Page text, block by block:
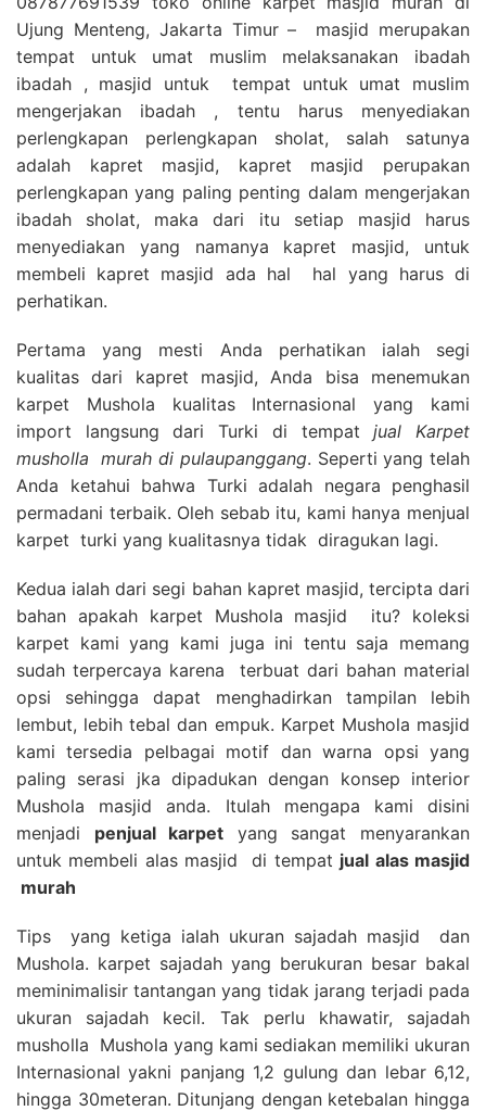
Ujung Menteng, Jakarta Timur – masjid merupakan
tempat untuk umat muslim melaksanakan ibadah
ibadah , masjid untuk tempat untuk umat muslim
mengerjakan ibadah , tentu harus menyediakan
perlengkapan perlengkapan sholat, salah satunya
adalah kapret masjid, kapret masjid perupakan
perlengkapan yang paling penting dalam mengerjakan
ibadah sholat, maka dari itu setiap masjid harus
menyediakan yang namanya kapret masjid, untuk
membeli kapret masjid ada hal hal yang harus di
perhatikan.
Pertama yang mesti Anda perhatikan ialah segi
kualitas dari kapret masjid, Anda bisa menemukan
karpet Mushola kualitas Internasional yang kami
import langsung dari Turki di tempatjual Karpet
musholla
murah di pulaupanggang. Seperti yang telah
Anda ketahui bahwa Turki adalah negara penghasil
permadani terbaik. Oleh sebab itu, kami hanya menjual
karpet turki yang kualitasnya tidak diragukan lagi.
Kedua ialah dari segi bahan kapret masjid, tercipta dari
bahan apakah karpet Mushola masjid itu? koleksi
karpet kami yang kami juga ini tentu saja memang
sudah terpercaya karena terbuat dari bahan material
opsi sehingga dapat menghadirkan tampilan lebih
lembut, lebih tebal dan empuk. Karpet Mushola masjid
kami tersedia pelbagai motif dan warna opsi yang
paling serasi jka dipadukan dengan konsep interior
Mushola masjid anda. Itulah mengapa kami disini
menjadi penjual karpet yang sangat menyarankan
untuk membeli alas masjid di tempat jual alas masjid
murah
Tips yang ketiga ialah ukuran sajadah masjid dan
Mushola. karpet sajadah yang berukuran besar bakal
meminimalisir tantangan yang tidak jarang terjadi pada
ukuran sajadah kecil. Tak perlu khawatir, sajadah
musholla Mushola yang kami sediakan memiliki ukuran
Internasional yakni panjang 1,2 gulung dan lebar 6,12,
hingga 30meteran. Ditunjang dengan ketebalan hingga